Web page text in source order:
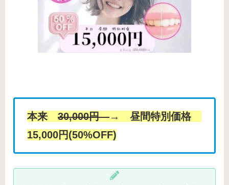
本来 30,000円→ 昼間特別価格
15,000円(50%OFF)